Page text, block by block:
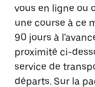
vous en ligne ou
une course à ce
90 jours à
proximité ci-
service de
départs. Sur la